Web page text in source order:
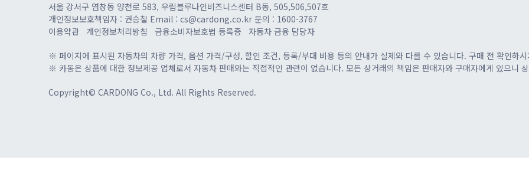
서울 강서구 염창동 양천로 583, 우림블루나인비즈니스센터 B동, 505,506,507호
개인정보보호책임자 : 권승철 Email : cs@cardong.co.kr 문의 : 1600-3767
이용약관
개인정보처리방침 금융소비자보호법 등록증 자동차 금융 담당자
※ 페이지에 표시된 자동차의 차량 가격, 옵션 가격/구성, 할인 조건, 등록/부대 비용 등의 안내가 실제와 다를 수 있습니다. 구매 전 확인하
※ 카동은 상품에 대한 정보제공 업체로서 자동차 판매와는 직접적인 관련이 없습니다. 모든 상거래의 책임은 판매자와 구매자에게 있으니
Copyright© CARDONG Co., Ltd. All Rights Reserved.